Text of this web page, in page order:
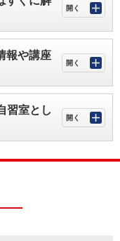
報や講座
習室とし